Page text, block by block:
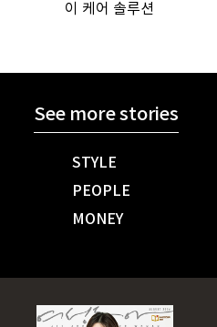
이 케어 솔루션
See more stories
STYLE
PEOPLE
MONEY